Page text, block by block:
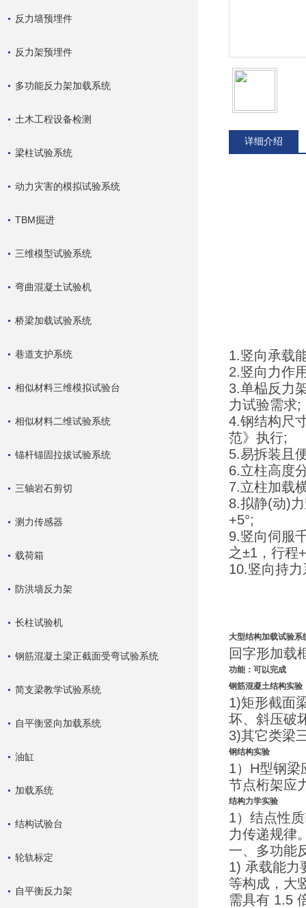
反力墙预埋件
反力架预埋件
多功能反力架加载系统
土木工程设备检测
梁柱试验系统
动力灾害的模拟试验系统
TBM掘进
三维模型试验系统
弯曲混凝土试验机
桥梁加载试验系统
巷道支护系统
相似材料三维模拟试验台
相似材料二维试验系统
锚杆锚固拉拔试验系统
三轴岩石剪切
测力传感器
载荷箱
防洪墙反力架
长柱试验机
钢筋混凝土梁正截面受弯试验系统
简支梁教学试验系统
自平衡竖向加载系统
油缸
加载系统
结构试验台
轮轨标定
自平衡反力架
详细介绍
1.竖向承载
2.竖向力作
3.单榀反力
力试验需求;
4.钢结构尺
范》执行;
5.易拆装且
6.立柱高度
7.立柱加载
8.拟静(动)
+5°;
9.竖向伺服
之±1，行程
10.竖向持
大型结构加载试验系
回字形加载
功能：可以完成
钢筋混凝土结构实验
1)矩形截面
坏、斜压破
3)其它类梁
钢结构实验
1）H型钢梁
节点桁架应
结构力学实验
1）结点性
力传递规律
一、多功能
1) 承载能力
等构成，大
需具有 1.5